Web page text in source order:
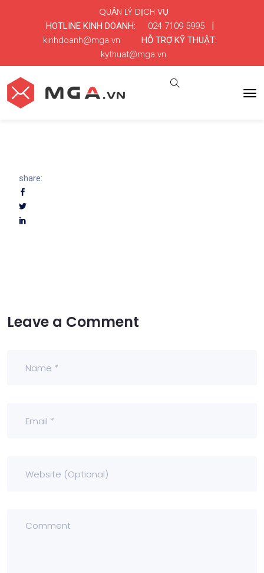
HOTLINE KINH DOANH: 024 7109 5995|
kinhdoanh@mga.vn
HỖ TRỢ KỸ THUẬT:
kythuat@mga.vn
QUẢN LÝ DỊCH VỤ
share:
Leave a Comment